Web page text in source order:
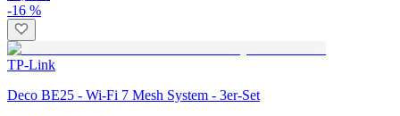
-16 %
TP-Link
Deco BE25 - Wi-Fi 7 Mesh System - 3er-Set